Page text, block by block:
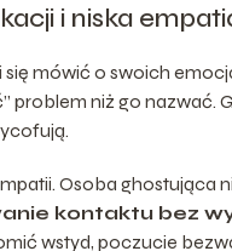
i niska
mówić o swoich
problem niż go nazwać.
Osoba ghostująca
kontaktu bez
wstyd, poczucie